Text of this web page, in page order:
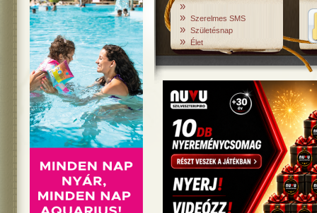
»
» Szerelmes SMS
» Születésnap
» Élet